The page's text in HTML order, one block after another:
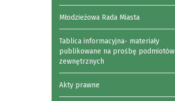
Młodzieżowa Rada Miasta
Tablica informacyjna- materiały
publikowane na prośbę podmiotów
zewnętrznych
Akty prawne